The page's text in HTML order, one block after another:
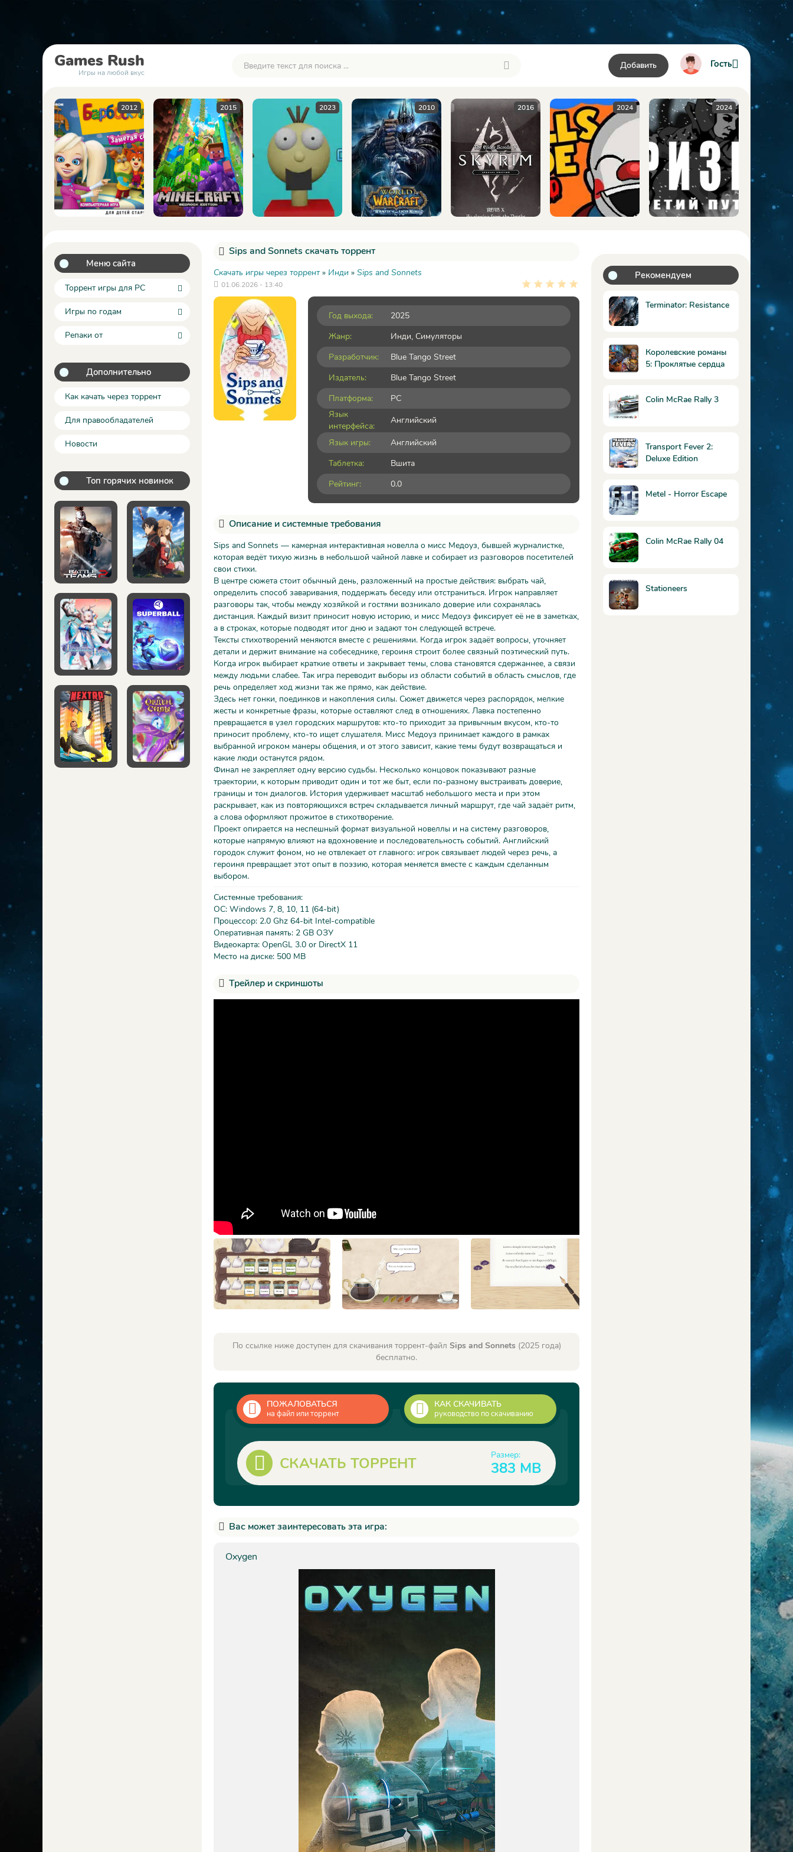
Games Rush
Игры на любой вкус
Добавить Гость
2015 2023 2010 2016 2024 2024 2009
Меню сайта
Торрент игры для PC
Игры по годам
Репаки от
Дополнительно
Как качать через торрент
Для правообладателей
Новости
Топ горячих новинок
Sips and Sonnets скачать торрент
Скачать игры через торрент» Инди » Sips and Sonnets
01.06.2026 - 13:40
Год выхода:
2025
Жанр:
Инди, Симуляторы
Разработчик:
Blue Tango Street
Издатель:
Blue Tango Street
Платформа:
PC
Язык
интерфейса:
Английский
Язык игры:
Английский
Таблетка:
Вшита
Рейтинг:
0.0
Описание и системные требования
Sips and Sonnets — камерная интерактивная новелла о мисс Медоуз, бывшей журналистке,
которая ведёт тихую жизнь в небольшой чайной лавке и собирает из разговоров посетителей
свои стихи.
В центре сюжета стоит обычный день, разложенный на простые действия: выбрать чай,
определить способ заваривания, поддержать беседу или отстраниться. Игрок направляет
разговоры так, чтобы между хозяйкой и гостями возникало доверие или сохранялась
дистанция. Каждый визит приносит новую историю, и мисс Медоуз фиксирует её не в заметках,
а в строках, которые подводят итог дню и задают тон следующей встрече.
Тексты стихотворений меняются вместе с решениями. Когда игрок задаёт вопросы, уточняет
детали и держит внимание на собеседнике, героиня строит более связный поэтический путь.
Когда игрок выбирает краткие ответы и закрывает темы, слова становятся сдержаннее, а связи
между людьми слабее. Так игра переводит выборы из области событий в область смыслов, где
речь определяет ход жизни так же прямо, как действие.
Здесь нет гонки, поединков и накопления силы. Сюжет движется через распорядок, мелкие
жесты и конкретные фразы, которые оставляют след в отношениях. Лавка постепенно
превращается в узел городских маршрутов: кто-то приходит за привычным вкусом, кто-то
приносит проблему, кто-то ищет слушателя. Мисс Медоуз принимает каждого в рамках
выбранной игроком манеры общения, и от этого зависит, какие темы будут возвращаться и
какие люди останутся рядом.
Финал не закрепляет одну версию судьбы. Несколько концовок показывают разные
траектории, к которым приводит один и тот же быт, если по-разному выстраивать доверие,
границы и тон диалогов. История удерживает масштаб небольшого места и при этом
раскрывает, как из повторяющихся встреч складывается личный маршрут, где чай задаёт ритм,
а слова оформляют прожитое в стихотворение.
Проект опирается на неспешный формат визуальной новеллы и на систему разговоров,
которые напрямую влияют на вдохновение и последовательность событий. Английский
городок служит фоном, но не отвлекает от главного: игрок связывает людей через речь, а
героиня превращает этот опыт в поэзию, которая меняется вместе с каждым сделанным
выбором.
Системные требования:
ОС: Windows 7, 8, 10, 11 (64-bit)
Процессор: 2.0 Ghz 64-bit Intel-compatible
Оперативная память: 2 GB ОЗУ
Видеокарта: OpenGL 3.0 or DirectX 11
Место на диске: 500 MB
Трейлер и скриншоты
По ссылке ниже доступен для скачивания торрент-файл Sips and Sonnets (2025 года)
бесплатно.
ПОЖАЛОВАТЬСЯ
на файл или торрент
КАК СКАЧИВАТЬ
руководство по скачиванию
СКАЧАТЬ ТОРРЕНТ Размер:
383 MB
Вас может заинтересовать эта игра:
Oxygen
Рекомендуем
Terminator: Resistance
Королевские романы
5: Проклятые сердца
Colin McRae Rally 3
Transport Fever 2:
Deluxe Edition
Metel - Horror Escape
Colin McRae Rally 04
Stationeers